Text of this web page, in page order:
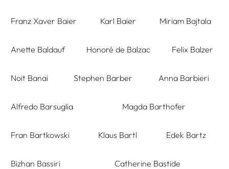
Franz Xaver Baier Karl Baier Miriam Bajtala
Anette Baldauf Honoré de Balzac Felix Balzer
Noit Banai Stephen Barber Anna Barbieri
Alfredo Barsuglia Magda Barthofer
Fran Bartkowski Klaus Bartl Edek Bartz
Bizhan Bassiri Catherine Bastide